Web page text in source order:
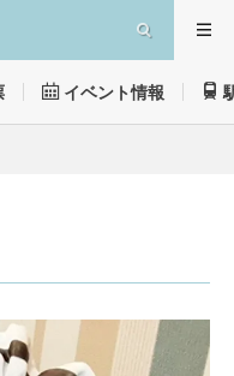
イベント情報